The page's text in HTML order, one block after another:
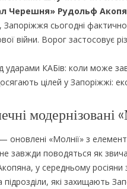
Черешня» Рудольф
сьогодні
війни. Ворог застосовує
ударами КАБів: коли може
цілей у Запоріжжі:
модернізовані
оновлені «Молнії» з
завжди поводяться як
у середньому
які захищають